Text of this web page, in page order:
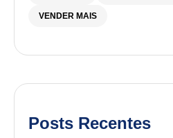
VENDER MAIS
Posts Recentes